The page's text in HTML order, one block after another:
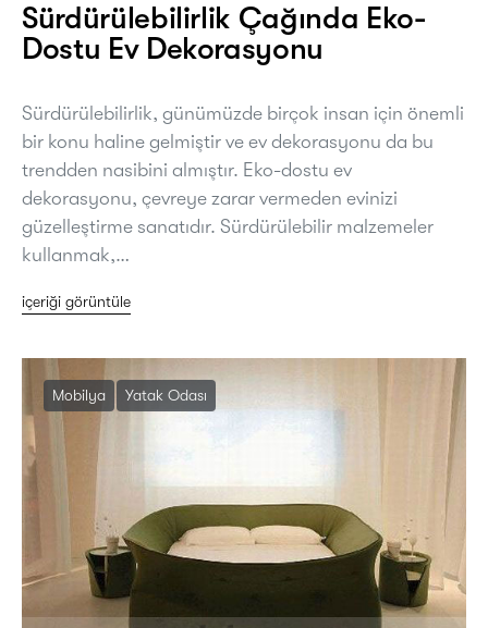
Sürdürülebilirlik Çağında Eko-
Dostu Ev Dekorasyonu
Sürdürülebilirlik, günümüzde birçok insan için önemli
bir konu haline gelmiştir ve ev dekorasyonu da bu
trendden nasibini almıştır. Eko-dostu ev
dekorasyonu, çevreye zarar vermeden evinizi
güzelleştirme sanatıdır. Sürdürülebilir malzemeler
kullanmak,…
içeriği görüntüle
Mobilya Yatak Odası